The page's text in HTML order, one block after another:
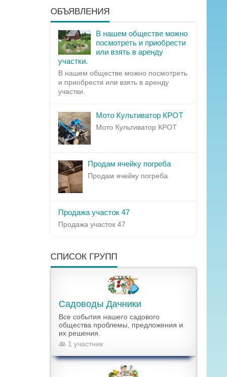
ОБЪЯВЛЕНИЯ
В нашем обществе можно
посмотреть и приобрести
или взять в аренду
участки.
В нашем обществе можно посмотреть
и приобрести или взять в аренду
участки.
Мото Культиватор КРОТ
Мото Культиватор КРОТ
Продам ячейку погреба
Продам ячейку погреба
Продажа участок 47
Продажа участок 47
СПИСОК ГРУПП
Садоводы Дачники
Все события нашего садового
общества проблемы, предложения и
их решения.
1 участник